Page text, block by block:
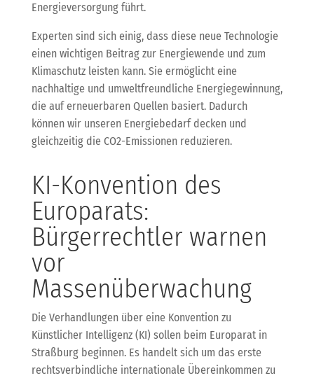
Energieversorgung führt.
Experten sind sich einig, dass diese neue Technologie
einen wichtigen Beitrag zur Energiewende und zum
Klimaschutz leisten kann. Sie ermöglicht eine
nachhaltige und umweltfreundliche Energiegewinnung,
die auf erneuerbaren Quellen basiert. Dadurch
können wir unseren Energiebedarf decken und
gleichzeitig die CO2-Emissionen reduzieren.
KI-Konvention des
Europarats:
Bürgerrechtler warnen
vor
Massenüberwachung
Die Verhandlungen über eine Konvention zu
Künstlicher Intelligenz (KI) sollen beim Europarat in
Straßburg beginnen. Es handelt sich um das erste
rechtsverbindliche internationale Übereinkommen zu